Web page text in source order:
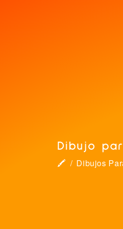
Dibujo
🖍 Dibujos